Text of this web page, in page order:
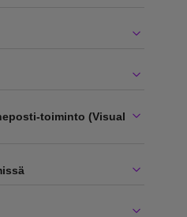
toiminto (Visual